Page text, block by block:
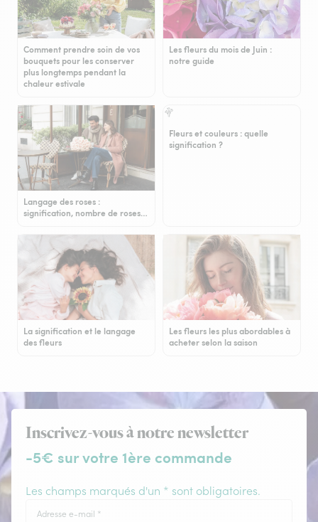
Comment prendre soin de vos
bouquets pour les conserver
plus longtemps pendant la
chaleur estivale
Les fleurs du mois de Juin :
notre guide
Langage des roses :
signification, nombre de roses…
Fleurs et couleurs : quelle
signification ?
La signification et le langage
des fleurs
Les fleurs les plus abordables à
acheter selon la saison
Inscrivez-vous à notre newsletter
-5€ sur votre 1ère commande
Les champs marqués d'un * sont obligatoires.
Adresse e-mail *